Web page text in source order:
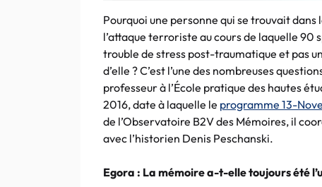
Pourquoi une personne qui se trouvait
l’attaque terroriste au cours de laquelle
trouble de stress post-traumatique et pas
d’elle ? C’est l’une des nombreuses
professeur à l’École pratique des hautes
2016, date à laquelle le programme 13-
de l’Observatoire B2V des Mémoires, il
avec l’historien Denis Peschanski.
Egora : La mémoire a-t-elle toujours été